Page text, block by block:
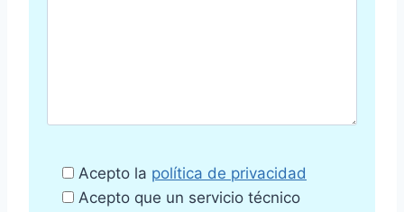
Acepto la política de privacidad
Acepto que un servicio técnico